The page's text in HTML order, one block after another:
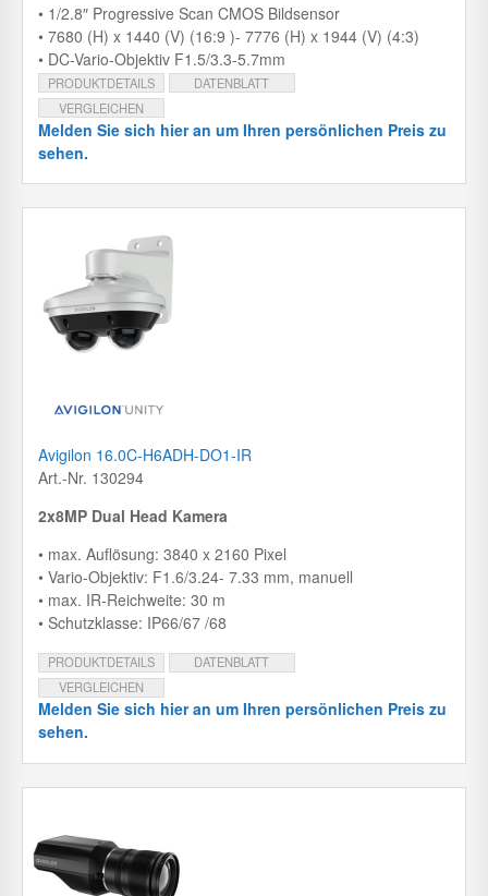
• 1/2.8″ Progressive Scan CMOS Bildsensor
• 7680 (H) x 1440 (V) (16:9 )- 7776 (H) x 1944 (V) (4:3)
• DC-Vario-Objektiv F1.5/3.3-5.7mm
PRODUKTDETAILS
DATENBLATT
VERGLEICHEN
Melden Sie sich hier an um Ihren persönlichen Preis zu
sehen.
Avigilon 16.0C-H6ADH-DO1-IR
Art.-Nr. 130294
2x8MP Dual Head Kamera
• max. Auflösung: 3840 x 2160 Pixel
• Vario-Objektiv: F1.6/3.24- 7.33 mm, manuell
• max. IR-Reichweite: 30 m
• Schutzklasse: IP66/67 /68
PRODUKTDETAILS
DATENBLATT
VERGLEICHEN
Melden Sie sich hier an um Ihren persönlichen Preis zu
sehen.